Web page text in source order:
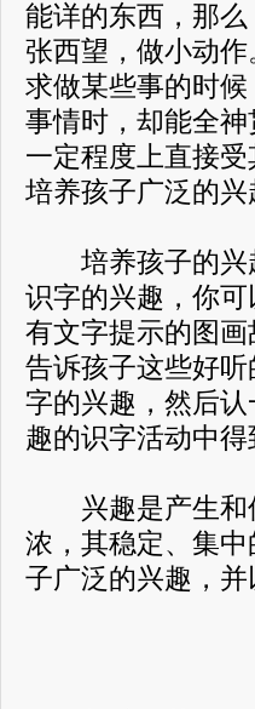
能详的东西，那
张西望，做小动
求做某些事的时
事情时，却能全
一定程度上直接
培养孩子广泛的
培养孩子的兴
识字的兴趣，你
有文字提示的图
告诉孩子这些好
字的兴趣，然后
趣的识字活动中得
兴趣是产生和
浓，其稳定、集
子广泛的兴趣，